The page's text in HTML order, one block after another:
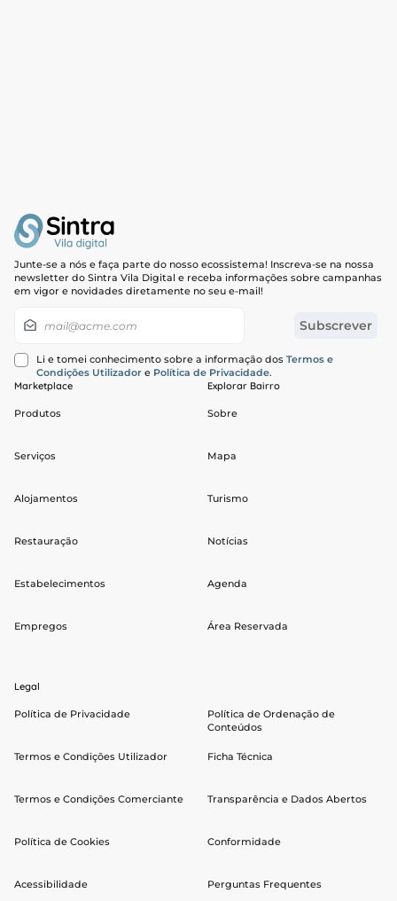
Junte-se a nós e faça parte do nosso ecossistema! Inscreva-se na nossa
newsletter do Sintra Vila Digital e receba informações sobre campanhas
em vigor e novidades diretamente no seu e-mail!
Subscrever
Li e tomei conhecimento sobre a informação dos Termos e
Condições Utilizador e Política de Privacidade.
Marketplace
Produtos
Serviços
Alojamentos
Restauração
Estabelecimentos
Empregos
Explorar Bairro
Sobre
Mapa
Turismo
Notícias
Agenda
Área Reservada
Legal
Política de Privacidade
Termos e Condições Utilizador
Termos e Condições Comerciante
Política de Cookies
Acessibilidade
Política de Ordenação de
Conteúdos
Ficha Técnica
Transparência e Dados Abertos
Conformidade
Perguntas Frequentes